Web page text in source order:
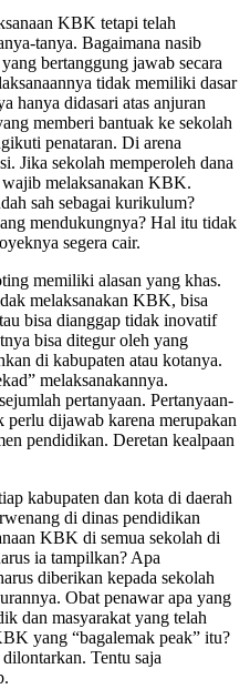
KBK tetapi telah
tanya. Bagaimana nasib
bertanggung jawab secara
tidak memiliki dasar
hanya didasari atas anjuran
memberi bantuak ke sekolah
penataran. Di arena
Jika sekolah memperoleh dana
melaksanakan KBK.
sah sebagai kurikulum?
mendukungnya? Hal itu tidak
segera cair.
memiliki alasan yang khas.
melaksanakan KBK, bisa
bisa dianggap tidak inovatif
bisa ditegur oleh yang
di kabupaten atau kotanya.
melaksanakannya.
pertanyaan. Pertanyaan-
perlu dijawab karena merupakan
pendidikan. Deretan kealpaan
kabupaten dan kota di daerah
di dinas pendidikan
KBK di semua sekolah di
ia tampilkan? Apa
diberikan kepada sekolah
Obat penawar apa yang
dan masyarakat yang telah
yang “bagalemak peak” itu?
Tentu saja